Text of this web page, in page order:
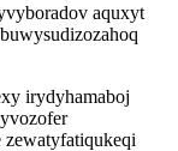
aquxyt
irydyhamaboj